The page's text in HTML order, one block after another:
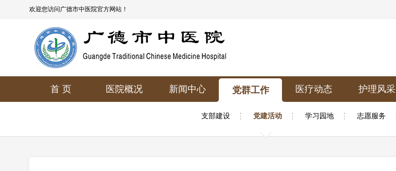
欢迎您访问广德市中医院官方网站！
首 页 医院概况 新闻中心 党群工作 医疗动态 护理风采
支部建设 党建活动 学习园地 志愿服务